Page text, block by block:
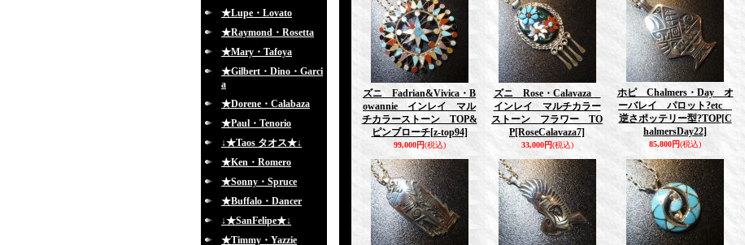
★Lupe・Lovato
★Raymond・Rosetta
★Mary・Tafoya
★Gilbert・Dino・Garci
a
★Dorene・Calabaza
★Paul・Tenorio
↓★Taos タオス★↓
★Ken・Romero
★Sonny・Spruce
★Buffalo・Dancer
↓★SanFelipe★↓
★Timmy・Yazzie
ズニ Fadrian&Vivica・B
owannie インレイ マル
チカラーストーン TOP&
ピンブローチ[z-top94]
99,000円(税込)
ズニ Rose・Calavaza
インレイ マルチカラー
ストーン フラワー TO
P[RoseCalavaza7]
33,000円(税込)
ホピ Chalmers・Day オ
ーバレイ パロット?etc
逆さポッテリー型?TOP[C
halmersDay22]
85,800円(税込)